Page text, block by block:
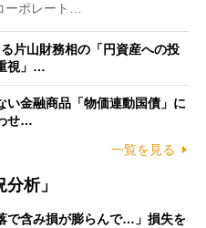
ーポレート…
片山財務相の「円資産への投
視」…
い金融商品「物価連動国債」に
せ…
一覧を見る
析」
で含み損が膨らんで…」損失を